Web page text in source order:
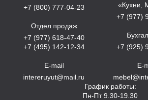
+7 (800) 777-04-23
Отдел продаж
+7 (977) 618-47-40
+7 (495) 142-12-34
E-mail
intereruyut@mail.ru
«Кухни,
+7 (977)
+7 (925)
E-
График работы:
Пн-Пт 9.30-19.30